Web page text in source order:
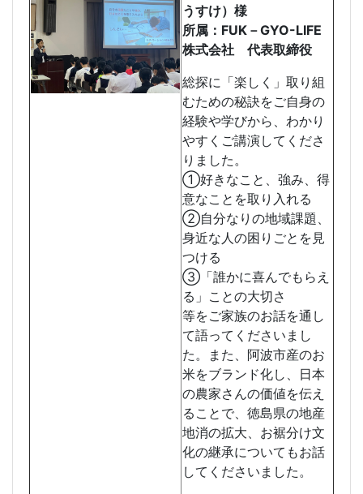
うすけ）様
所属：FUK－GYO-LIFE
株式会社 代表取締役
総探に「楽しく」取り組
むための秘訣をご自身の
経験や学びから、わかり
やすくご講演してくださ
りました。
①好きなこと、強み、得
意なことを取り入れる
②自分なりの地域課題、
身近な人の困りごとを見
つける
③「誰かに喜んでもらえ
る」ことの大切さ
等をご家族のお話を通し
て語ってくださいまし
た。また、阿波市産のお
米をブランド化し、日本
の農家さんの価値を伝え
ることで、徳島県の地産
地消の拡大、お裾分け文
化の継承についてもお話
してくださいました。